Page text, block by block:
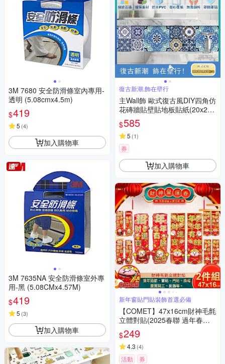
3M 7680 安全防滑條室內專用-
透明 (5.08cmx4.5m)
$419
5 (4)
加入購物車
3M 7635NA 安全防滑條室外專
用-黑 (5.08CMx4.57M)
$419
5 (3)
加入購物車
復古新潮,飾在壁行
主Wall飾 歐式復古風DIY四角仿
花磚牆貼壁貼地板貼紙(20x20c
m每套20片防水即撕即貼)
$585
5 (1)
券
加入購物車
新年窗貼門貼裝飾首選必備
【COMET】47x16cm財神毛氈
立體對貼(2025春聯 過年春聯
招財 春聯對貼 招福)
$249
4.3 (4)
活動 券